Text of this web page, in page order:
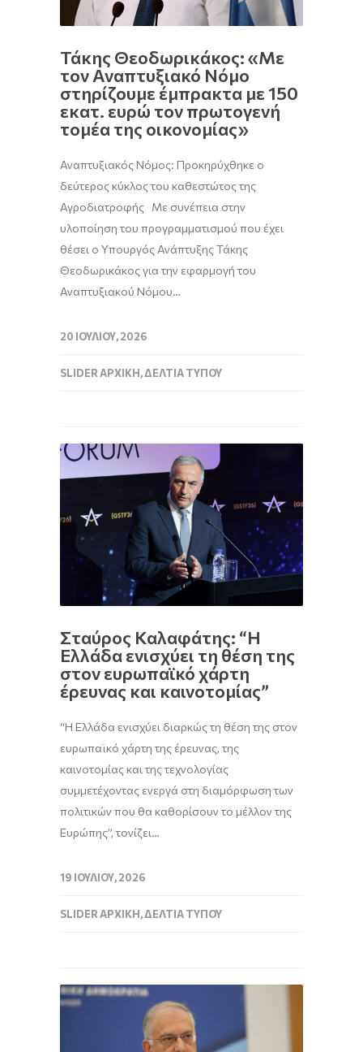
Τάκης Θεοδωρικάκος: «Με
τον Αναπτυξιακό Νόμο
στηρίζουμε έμπρακτα με 150
εκατ. ευρώ τον πρωτογενή
τομέα της οικονομίας»
Αναπτυξιακός Νόμος: Προκηρύχθηκε ο
δεύτερος κύκλος του καθεστώτος της
Αγροδιατροφής Με συνέπεια στην
υλοποίηση του προγραμματισμού που έχει
θέσει ο Υπουργός Ανάπτυξης Τάκης
Θεοδωρικάκος για την εφαρμογή του
Αναπτυξιακού Νόμου…
20 ΙΟΥΛΊΟΥ, 2026
SLIDER ΑΡΧΙΚΉ,ΔΕΛΤΊΑ ΤΎΠΟΥ
Σταύρος Καλαφάτης: “Η
Ελλάδα ενισχύει τη θέση της
στον ευρωπαϊκό χάρτη
έρευνας και καινοτομίας”
“Η Ελλάδα ενισχύει διαρκώς τη θέση της στον
ευρωπαϊκό χάρτη της έρευνας, της
καινοτομίας και της τεχνολογίας
συμμετέχοντας ενεργά στη διαμόρφωση των
πολιτικών που θα καθορίσουν το μέλλον της
Ευρώπης”, τονίζει…
19 ΙΟΥΛΊΟΥ, 2026
SLIDER ΑΡΧΙΚΉ,ΔΕΛΤΊΑ ΤΎΠΟΥ